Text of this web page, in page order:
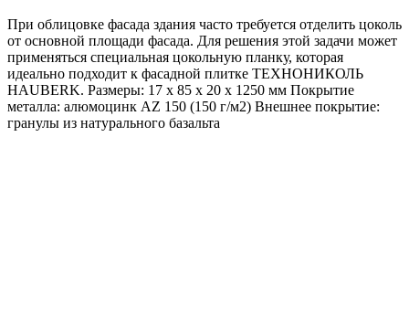
При облицовке фасада здания часто требуется отделить цоколь
от основной площади фасада. Для решения этой задачи может
применяться специальная цокольную планку, которая
идеально подходит к фасадной плитке ТЕХНОНИКОЛЬ
HAUBERK. Размеры: 17 х 85 х 20 х 1250 мм Покрытие
металла: алюмоцинк AZ 150 (150 г/м2) Внешнее покрытие:
гранулы из натурального базальта